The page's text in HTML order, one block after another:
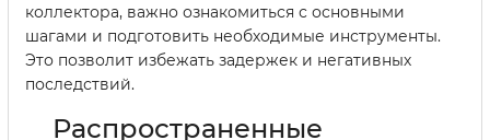
коллектора, важно ознакомиться с основными
шагами и подготовить необходимые инструменты.
Это позволит избежать задержек и негативных
последствий.
Распространенные